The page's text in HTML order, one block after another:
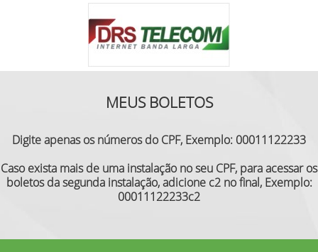
MEUS BOLETOS
Digite apenas os números do CPF, Exemplo: 00011122233
Caso exista mais de uma instalação no seu CPF, para acessar os
boletos da segunda instalação, adicione c2 no final, Exemplo:
00011122233c2